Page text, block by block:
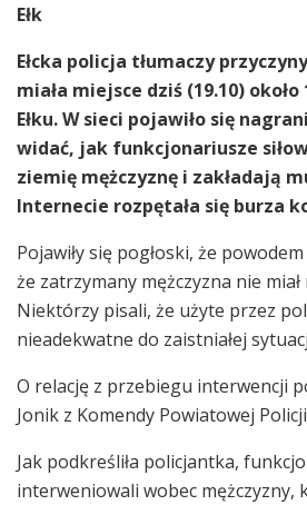
Ełk
Ełcka policja tłumaczy
miała miejsce dziś (19.10)
Ełku. W sieci pojawiło się
widać, jak funkcjonariusze
ziemię mężczyznę i zakładają
Internecie rozpętała się burza
Pojawiły się pogłoski, że
że zatrzymany mężczyzna nie
Niektórzy pisali, że użyte przez
nieadekwatne do zaistniałej
O relację z przebiegu interwencji
Jonik z Komendy Powiatowej Policji
Jak podkreśliła policjantka,
interweniowali wobec mężczyzny,